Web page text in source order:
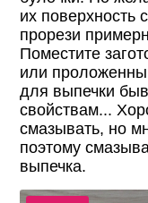
их поверхность
прорези
Поместите
или
для выпечки
свойствам...
смазывать, но
поэтому
выпечка.